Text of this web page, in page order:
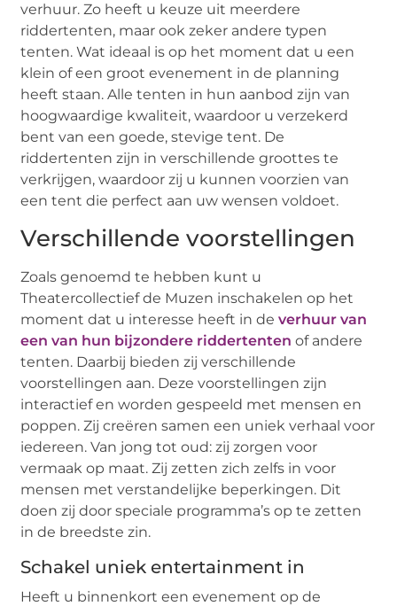
verhuur. Zo heeft u keuze uit meerdere
riddertenten, maar ook zeker andere typen
tenten. Wat ideaal is op het moment dat u een
klein of een groot evenement in de planning
heeft staan. Alle tenten in hun aanbod zijn van
hoogwaardige kwaliteit, waardoor u verzekerd
bent van een goede, stevige tent. De
riddertenten zijn in verschillende groottes te
verkrijgen, waardoor zij u kunnen voorzien van
een tent die perfect aan uw wensen voldoet.
Verschillende voorstellingen
Zoals genoemd te hebben kunt u
Theatercollectief de Muzen inschakelen op het
moment dat u interesse heeft in deverhuur van
een van hun bijzondere riddertenten of andere
tenten. Daarbij bieden zij verschillende
voorstellingen aan. Deze voorstellingen zijn
interactief en worden gespeeld met mensen en
poppen. Zij creëren samen een uniek verhaal voor
iedereen. Van jong tot oud: zij zorgen voor
vermaak op maat. Zij zetten zich zelfs in voor
mensen met verstandelijke beperkingen. Dit
doen zij door speciale programma’s op te zetten
in de breedste zin.
Schakel uniek entertainment in
Heeft u binnenkort een evenement op de